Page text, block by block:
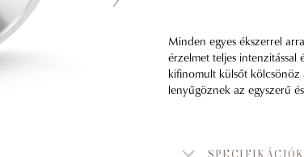
Minden egyes ékszerrel
érzelmet teljes
kifinomult külsőt
lenyűgöznek az egyszerű
SPECIFIKÁCIÓK